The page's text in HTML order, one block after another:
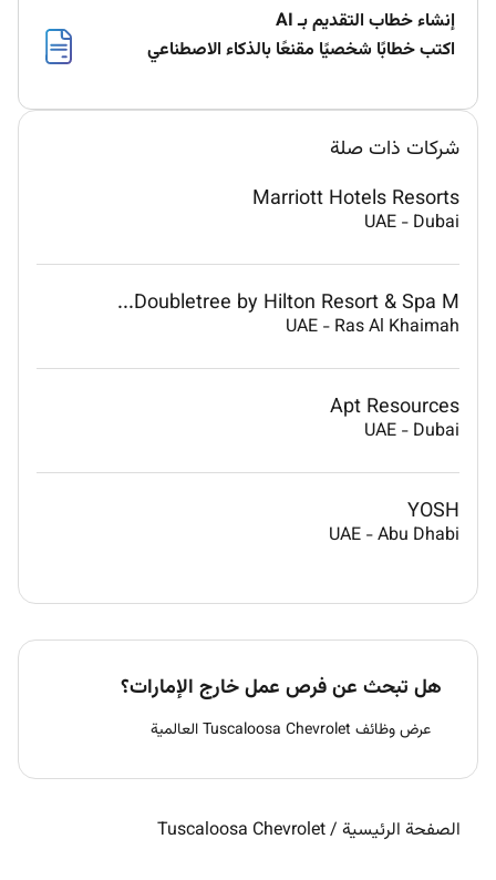
إنشاء خطاب التقديم بـ AI
اكتب خطابًا شخصيًا مقنعًا بالذكاء الاصطناعي
شركات ذات صلة
Marriott Hotels Resorts
UAE - Dubai
Doubletree by Hilton Resort & Spa M...
UAE - Ras Al Khaimah
Apt Resources
UAE - Dubai
YOSH
UAE -Abu Dhabi
هل تبحث عن فرص عمل خارج الإمارات؟
عرض وظائف Tuscaloosa Chevrolet العالمية
الصفحة الرئيسية /
Tuscaloosa Chevrolet